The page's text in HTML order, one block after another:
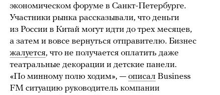
экономическом форуме в Санкт-Петербурге.
Участники рынка рассказывали, что деньги
из России в Китай могут идти до трех месяцев,
а затем и вовсе вернуться отправителю. Бизнес
жалуется, что не получается оплатить даже
театральные декорации и детские панели.
«По минному полю ходим», — описал Business
FM ситуацию руководитель компании